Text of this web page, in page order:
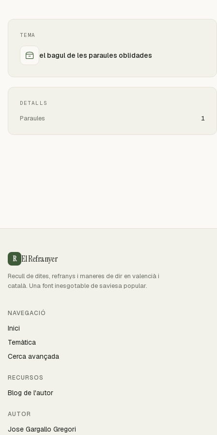
TEMA
el bagul de les paraules oblidades
DETALLS
Paraules 1
R El Refranyer
Recull de dites, refranys i maneres de dir en valencià i
català. Una font inesgotable de saviesa popular.
NAVEGACIÓ
Inici
Temàtica
Cerca avançada
RECURSOS
Blog de l'autor
AUTOR
Jose Gargallo Gregori